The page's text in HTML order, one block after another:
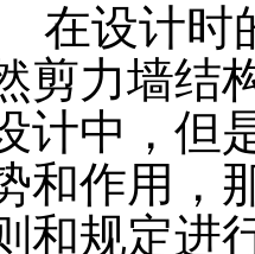
设计时
力墙结构
计中，但
和作用，
和规定进